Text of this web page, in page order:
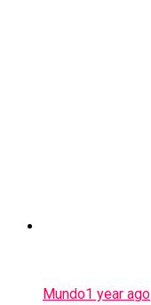
Mundo1 year ago